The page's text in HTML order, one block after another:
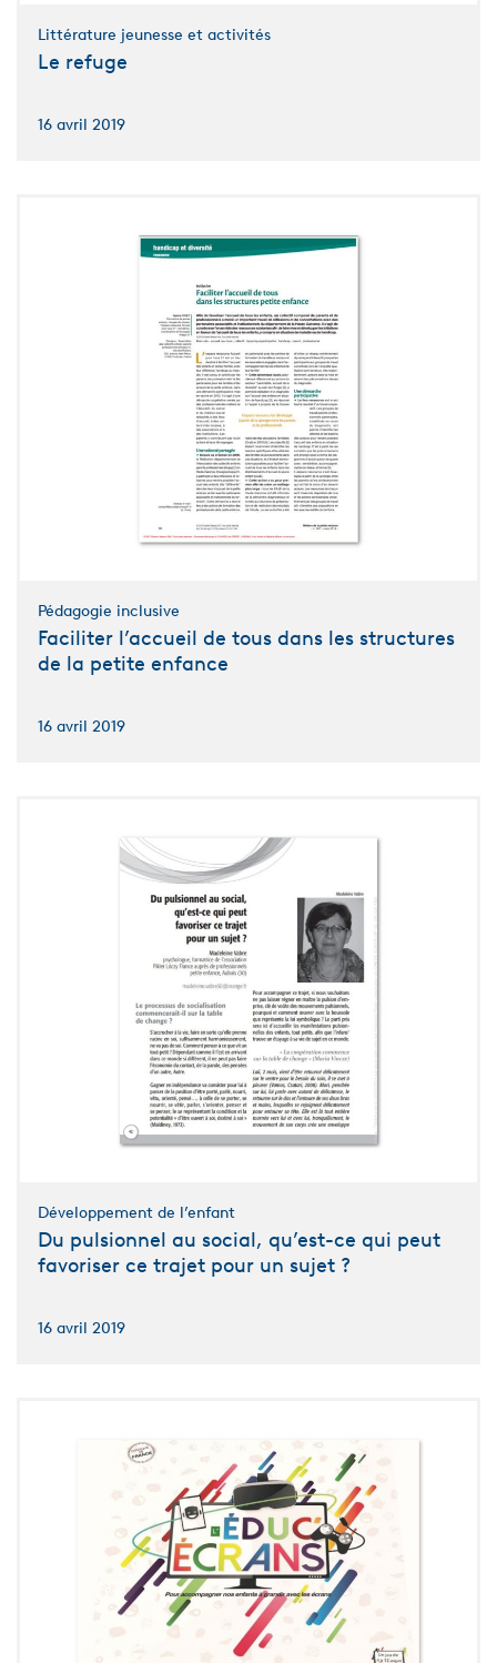
Littérature jeunesse et activités
Le refuge
16 avril 2019
Pédagogie inclusive
Faciliter l’accueil de tous dans les structures
de la petite enfance
16 avril 2019
Développement de l’enfant
Du pulsionnel au social, qu’est-ce qui peut
favoriser ce trajet pour un sujet ?
16 avril 2019